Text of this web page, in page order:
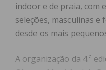
indoor e de praia, com
seleções, masculinas e
desde os mais
A organização da 4.ª